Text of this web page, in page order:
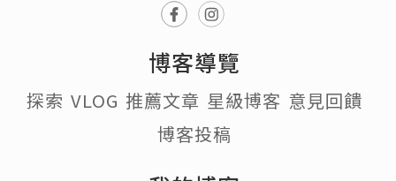
博客導覽
探索 VLOG 推薦文章 星級博客 意見回饋
博客投稿